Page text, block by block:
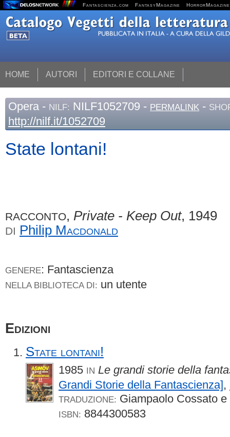
Fantascienza.com FantasyMagazine HorrorMagazine
HOME AUTORI EDITORI E COLLANE
Opera - NILF: NILF1052709 - PERMALINK -
http://nilf.it/1052709
State lontani!
RACCONTO, Private - Keep Out, 1949
DI Philip Macdonald
GENERE: Fantascienza
NELLA BIBLIOTECA DI: un utente
Edizioni
State lontani!
1985 IN Le grandi storie della
Grandi Storie della Fantascienza],
TRADUZIONE: Giampaolo Cossato
ISBN: 8844300583